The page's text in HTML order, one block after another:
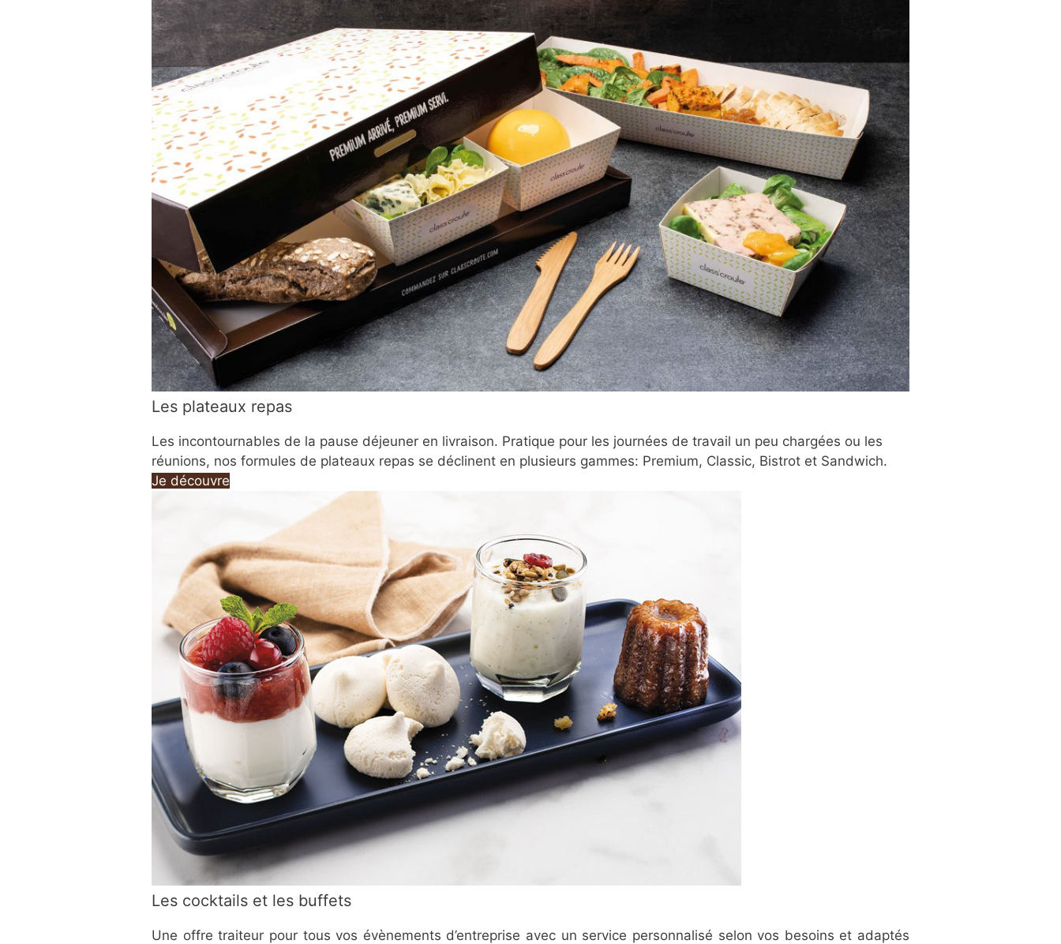
Les plateaux repas
Les incontournables de la pause déjeuner en livraison. Pratique pour les journées de travail un peu chargées ou les
réunions, nos formules de plateaux repas se déclinent en plusieurs gammes: Premium, Classic, Bistrot et Sandwich.
Je découvre
Les cocktails et les buffets
Une offre traiteur pour tous vos évènements d’entreprise avec un service personnalisé selon vos besoins et adaptés